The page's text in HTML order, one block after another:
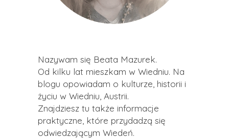
Nazywam się Beata Mazurek.
Od kilku lat mieszkam w Wiedniu. Na
blogu opowiadam o kulturze, historii i
życiu w Wiedniu, Austrii.
Znajdziesz tu także informacje
praktyczne, które przydadzą się
odwiedzającym Wiedeń.